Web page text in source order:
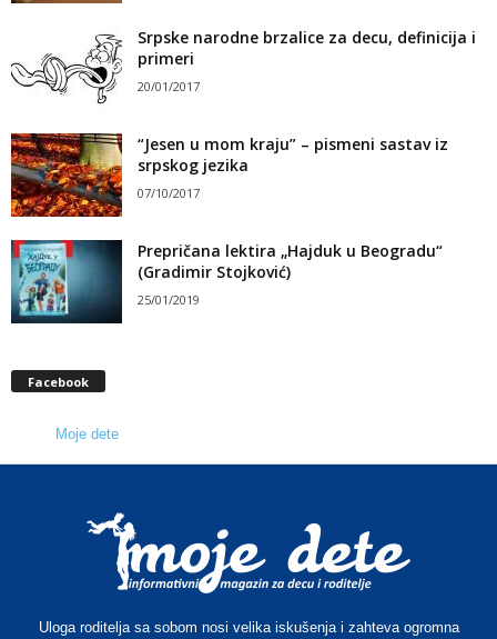
Srpske narodne brzalice za decu, definicija i
primeri
20/01/2017
“Jesen u mom kraju” – pismeni sastav iz
srpskog jezika
07/10/2017
Prepričana lektira „Hajduk u Beogradu“
(Gradimir Stojković)
25/01/2019
Facebook
Moje dete
Uloga roditelja sa sobom nosi velika iskušenja i zahteva ogromna